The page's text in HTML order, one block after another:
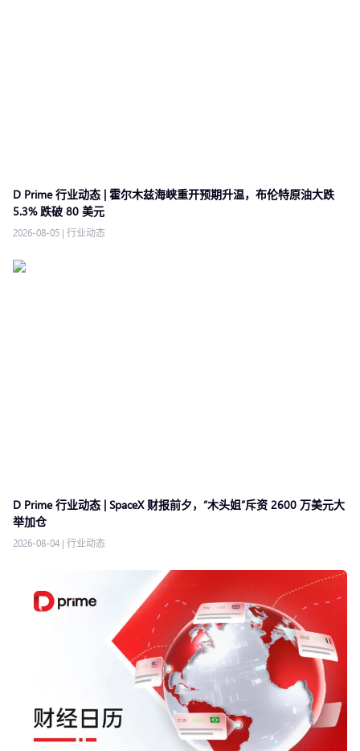
D Prime 行业动态 | 霍尔木兹海峡重开预期升温，布伦特原油大跌
5.3% 跌破 80 美元
2026-08-05 | 行业动态
D Prime 行业动态 | SpaceX 财报前夕，“木头姐”斥资 2600 万美元大
举加仓
2026-08-04 | 行业动态